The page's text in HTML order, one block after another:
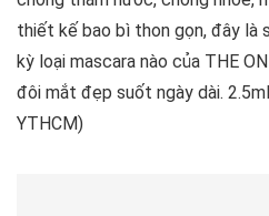
thiết kế bao bì thon gọn, đây là
kỳ loại mascara nào của THE
đôi mắt đẹp suốt ngày dài.
YTHCM)